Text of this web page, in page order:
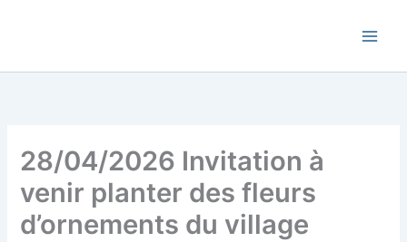
28/04/2026 Invitation à
venir planter des fleurs
d’ornements du village